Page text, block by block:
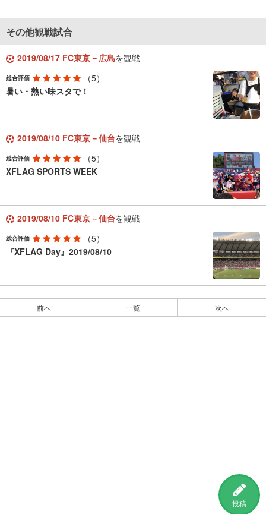
投稿
その他観戦試合
2019/08/17 FC東京－広島を観戦
総合評価
（5）
暑い・熱い味スタで！
2019/08/10 FC東京－仙台を観戦
総合評価
（5）
XFLAG SPORTS WEEK
2019/08/10 FC東京－仙台を観戦
総合評価
（5）
『XFLAG Day』2019/08/10
前へ 一覧 次へ